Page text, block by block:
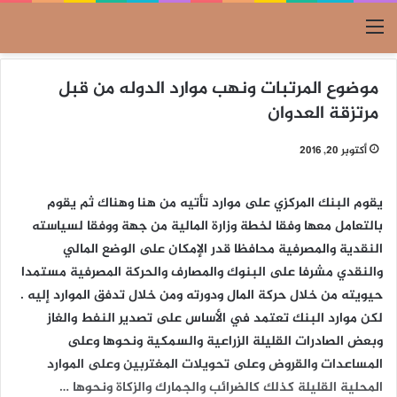
القائمة
موضوع المرتبات ونهب موارد الدوله من قبل
مرتزقة العدوان
أكتوبر 20, 2016
يقوم البنك المركزي على موارد تأتيه من هنا وهناك ثم يقوم
بالتعامل معها وفقا لخطة وزارة المالية من جهة ووفقا لسياسته
النقدية والمصرفية محافظا قدر الإمكان على الوضع المالي
والنقدي مشرفا على البنوك والمصارف والحركة المصرفية مستمدا
حيويته من خلال حركة المال ودورته ومن خلال تدفق الموارد إليه .
لكن موارد البنك تعتمد في الأساس على تصدير النفط والغاز
وبعض الصادرات القليلة الزراعية والسمكية ونحوها وعلى
المساعدات والقروض وعلى تحويلات المغتربين وعلى الموارد
المحلية القليلة كذلك كالضرائب والجمارك والزكاة ونحوها …